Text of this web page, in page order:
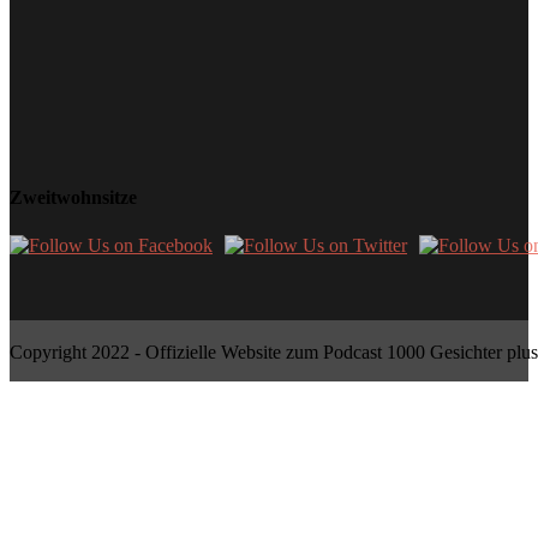
Zweitwohnsitze
Copyright 2022 - Offizielle Website zum Podcast 1000 Gesichter